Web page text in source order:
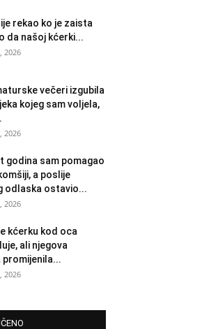
rekao ko je zaista
da našoj kćerki...
2026
večeri izgubila
kojeg sam voljela,
2026
godina sam pomagao
a poslije
odlaska ostavio...
2026
kćerku kod oca
ali njegova
promijenila...
2026